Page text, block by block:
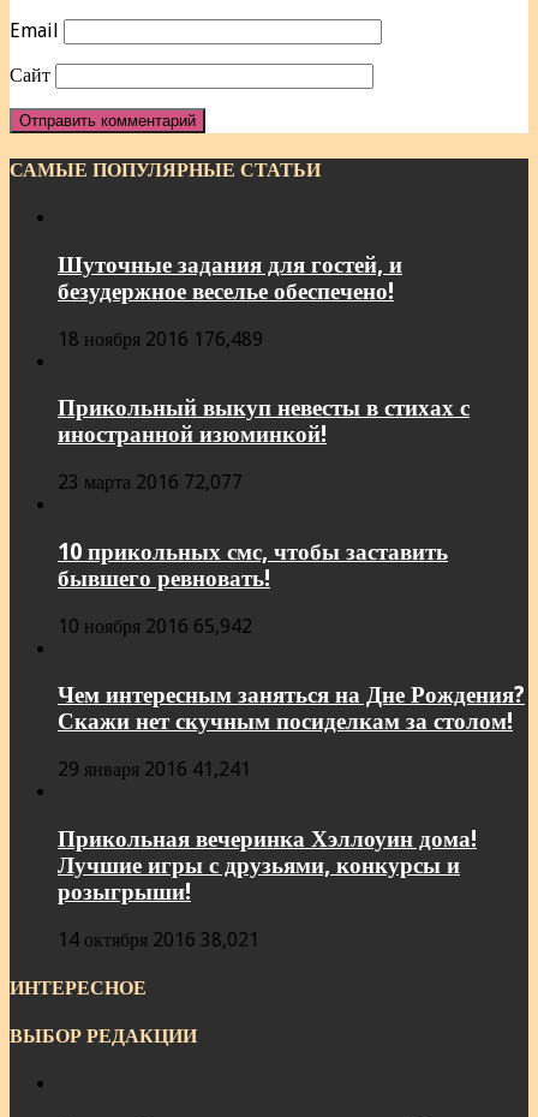
Email
Сайт
САМЫЕ ПОПУЛЯРНЫЕ СТАТЬИ
Шуточные задания для гостей, и
безудержное веселье обеспечено!
18 ноября 2016 176,489
Прикольный выкуп невесты в стихах с
иностранной изюминкой!
23 марта 2016 72,077
10 прикольных смс, чтобы заставить
бывшего ревновать!
10 ноября 2016 65,942
Чем интересным заняться на Дне Рождения?
Скажи нет скучным посиделкам за столом!
29 января 2016 41,241
Прикольная вечеринка Хэллоуин дома!
Лучшие игры с друзьями, конкурсы и
розыгрыши!
14 октября 2016 38,021
ИНТЕРЕСНОЕ
ВЫБОР РЕДАКЦИИ